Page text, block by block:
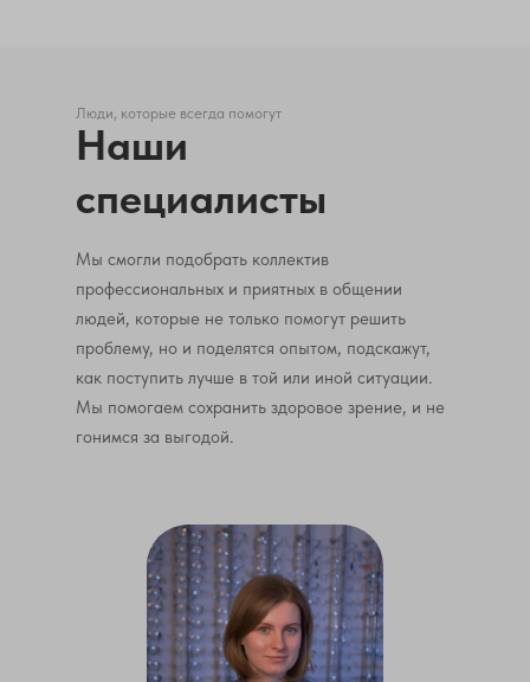
Люди, которые всегда помогут
Наши
специалисты
Мы смогли подобрать коллектив
профессиональных и приятных в общении
людей, которые не только помогут решить
проблему, но и поделятся опытом, подскажут,
как поступить лучше в той или иной ситуации.
Мы помогаем сохранить здоровое зрение, и не
гонимся за выгодой.